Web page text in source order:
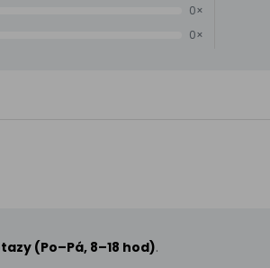
0×
0×
(Po–Pá, 8–18 hod).